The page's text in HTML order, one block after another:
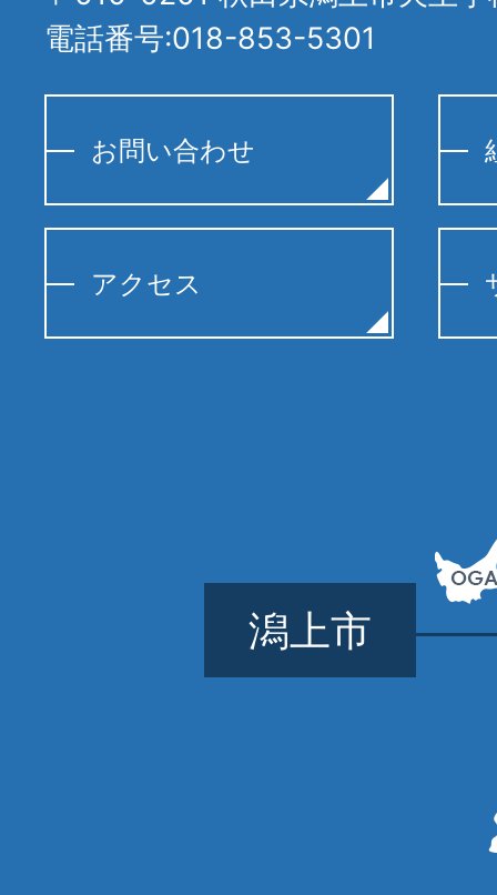
電話番号:018-853-5301
お問い合わせ
アクセス
潟上市